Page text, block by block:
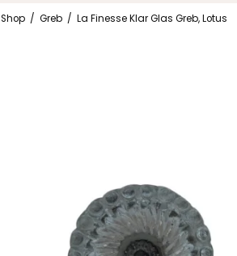
Shop / Greb / La Finesse Klar Glas Greb, Lotus